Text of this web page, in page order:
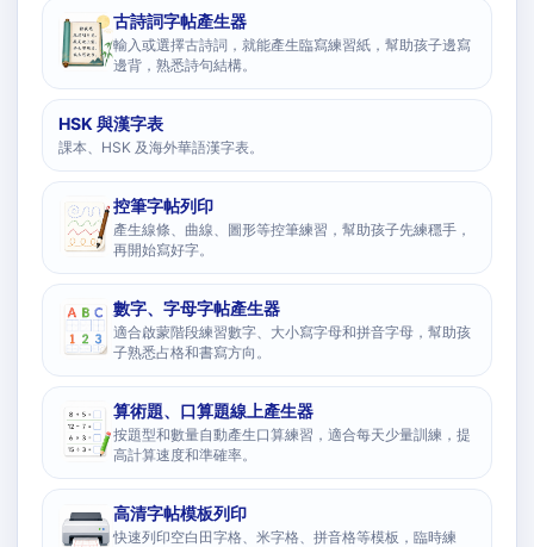
古詩詞字帖產生器
輸入或選擇古詩詞，就能產生臨寫練習紙，幫助孩子邊寫
邊背，熟悉詩句結構。
HSK 與漢字表
課本、HSK 及海外華語漢字表。
控筆字帖列印
產生線條、曲線、圖形等控筆練習，幫助孩子先練穩手，
再開始寫好字。
數字、字母字帖產生器
適合啟蒙階段練習數字、大小寫字母和拼音字母，幫助孩
子熟悉占格和書寫方向。
算術題、口算題線上產生器
按題型和數量自動產生口算練習，適合每天少量訓練，提
高計算速度和準確率。
高清字帖模板列印
快速列印空白田字格、米字格、拼音格等模板，臨時練